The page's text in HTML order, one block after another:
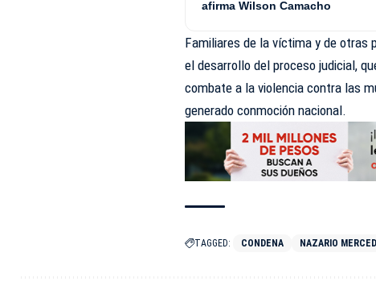
afirma Wilson Camacho
Familiares de la víctima y de otras
el desarrollo del proceso judicial,
combate a la violencia contra las
generado conmoción nacional.
TAGGED: CONDENA NAZARIO